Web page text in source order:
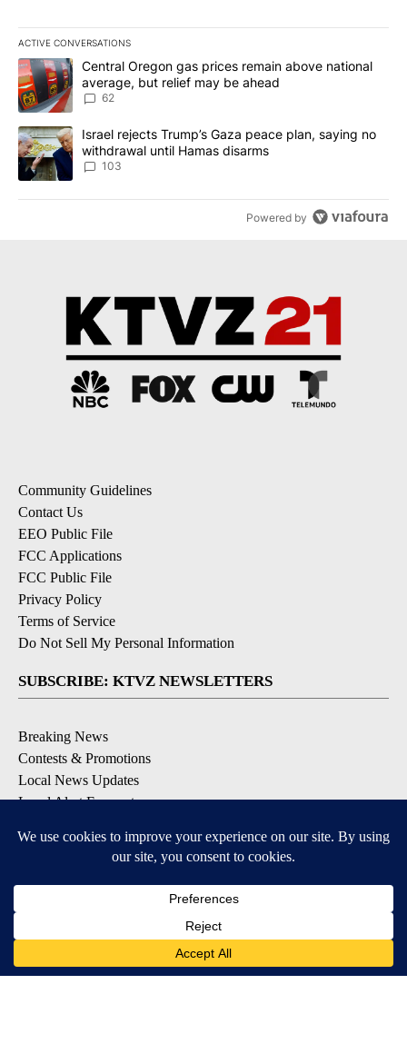
ACTIVE CONVERSATIONS
The following is a list of the most commented articles in the last
A trending article titled "Central Oregon gas prices remain
Central Oregon gas prices remain above national
average, but relief may be ahead
62
A trending article titled "Israel rejects Trump’s Gaza peace
Israel rejects Trump’s Gaza peace plan, saying no
withdrawal until Hamas disarms
103
Powered by
Community Guidelines
Contact Us
EEO Public File
FCC Applications
FCC Public File
Privacy Policy
Terms of Service
Do Not Sell My Personal Information
SUBSCRIBE: KTVZ NEWSLETTERS
Breaking News
Contests & Promotions
Local News Updates
Local Alert Forecast
DOWNLOAD: KTVZ APPS